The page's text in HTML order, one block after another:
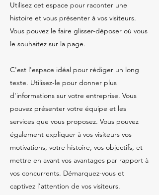
Utilisez cet espace pour raconter une
histoire et vous présenter à vos visiteurs.
Vous pouvez le faire glisser-déposer où vous
le souhaitez sur la page.
C'est l'espace idéal pour rédiger un long
texte. Utilisez-le pour donner plus
d'informations sur votre entreprise. Vous
pouvez présenter votre équipe et les
services que vous proposez. Vous pouvez
également expliquer à vos visiteurs vos
motivations, votre histoire, vos objectifs, et
mettre en avant vos avantages par rapport à
vos concurrents. Démarquez-vous et
captivez l'attention de vos visiteurs.